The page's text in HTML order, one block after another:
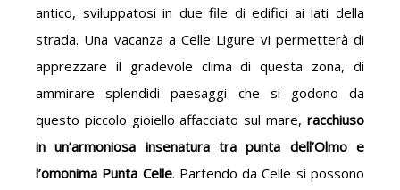
antico, sviluppatosi in due file di edifici ai lati della
strada. Una vacanza a Celle Ligure vi permetterà di
apprezzare il gradevole clima di questa zona, di
ammirare splendidi paesaggi che si godono da
questo piccolo gioiello affacciato sul mare, racchiuso
in un’armoniosa insenatura tra punta dell’Olmo e
l’omonima Punta Celle. Partendo da Celle si possono